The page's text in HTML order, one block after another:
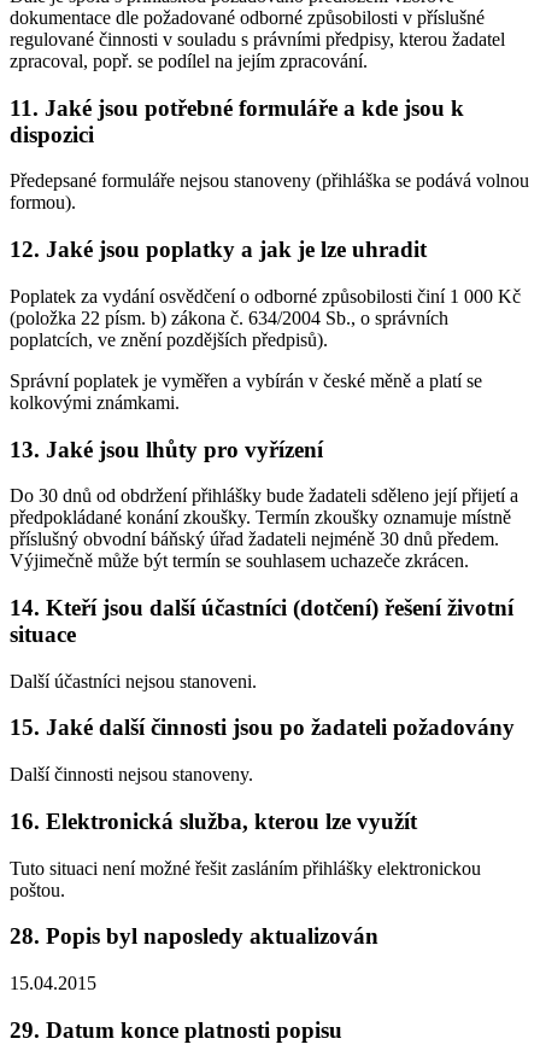
dokumentace dle požadované odborné způsobilosti v příslušné
regulované činnosti v souladu s právními předpisy, kterou žadatel
zpracoval, popř. se podílel na jejím zpracování.
11. Jaké jsou potřebné formuláře a kde jsou k
dispozici
Předepsané formuláře nejsou stanoveny (přihláška se podává volnou
formou).
12. Jaké jsou poplatky a jak je lze uhradit
Poplatek za vydání osvědčení o odborné způsobilosti činí 1 000 Kč
(položka 22 písm. b) zákona č. 634/2004 Sb., o správních
poplatcích, ve znění pozdějších předpisů).
Správní poplatek je vyměřen a vybírán v české měně a platí se
kolkovými známkami.
13. Jaké jsou lhůty pro vyřízení
Do 30 dnů od obdržení přihlášky bude žadateli sděleno její přijetí a
předpokládané konání zkoušky. Termín zkoušky oznamuje místně
příslušný obvodní báňský úřad žadateli nejméně 30 dnů předem.
Výjimečně může být termín se souhlasem uchazeče zkrácen.
14. Kteří jsou další účastníci (dotčení) řešení životní
situace
Další účastníci nejsou stanoveni.
15. Jaké další činnosti jsou po žadateli požadovány
Další činnosti nejsou stanoveny.
16. Elektronická služba, kterou lze využít
Tuto situaci není možné řešit zasláním přihlášky elektronickou
poštou.
28. Popis byl naposledy aktualizován
15.04.2015
29. Datum konce platnosti popisu